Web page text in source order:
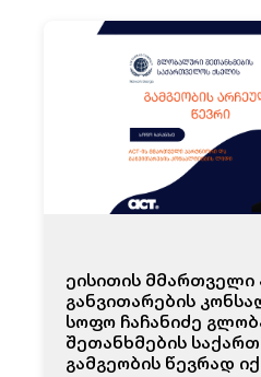
ეისითის მმართველი
განვითარების
სოფო ჩაჩანიძე
შეთანხმების
გამგეობის წევრად